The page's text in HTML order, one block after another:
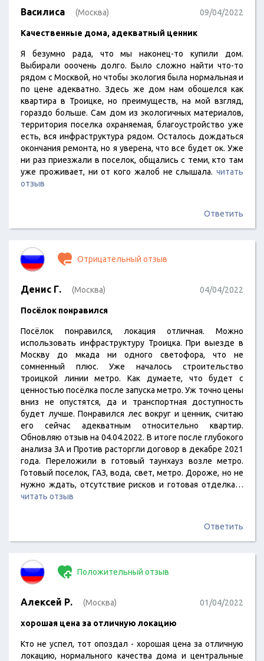
Василиса (Москва) 09/04/2022
Качественные дома, адекватный ценник
Я безумно рада, что мы наконец-то купили дом.
Выбирали ооочень долго. Было сложно найти что-то
рядом с Москвой, но чтобы экология была нормальная и
по цене адекватно. Здесь же дом нам обошелся как
квартира в Троицке, но преимуществ, на мой взгляд,
гораздо больше. Сам дом из экологичных материалов,
территория поселка охраняемая, благоустройство уже
есть, вся инфраструктура рядом. Осталось дождаться
окончания ремонта, но я уверена, что все будет ок. Уже
ни раз приезжали в поселок, общались с теми, кто там
уже проживает, ни от кого жалоб не слышала. читать
отзыв
Ответить
Отрицательный отзыв
Денис Г. (Москва) 04/04/2022
Посёлок понравился
Посёлок понравился, локация отличная. Можно
использовать инфраструктуру Троицка. При выезде в
Москву до мкада ни одного светофора, что не
сомненный плюс. Уже началось строительство
троицкой линии метро. Как думаете, что будет с
ценностью посёлка после запуска метро. Уж точно цены
вниз не опустятся, да и транспортная доступность
будет лучше. Понравился лес вокруг и ценник, считаю
его сейчас адекватным относительно квартир.
Обновляю отзыв на 04.04.2022. В итоге после глубокого
анализа ЗА и Против расторгли договор в декабре 2021
года. Переложили в готовый таунхауз возле метро.
Готовый поселок, ГАЗ, вода, свет, метро. Дороже, но не
нужно ждать, отсутствие рисков и готовая отделка…
читать отзыв
Ответить
Положительный отзыв
Алексей Р. (Москва) 01/04/2022
хорошая цена за отличную локацию
Кто не успел, тот опоздал - хорошая цена за отличную
локацию, нормального качества дома и центральные